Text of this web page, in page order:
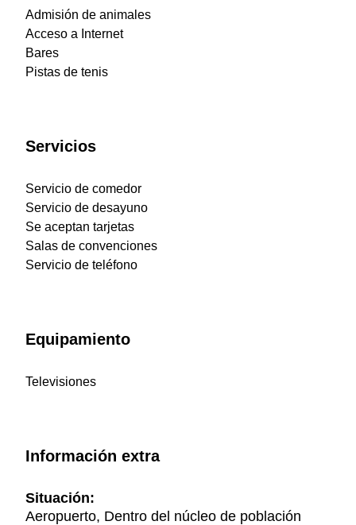
Admisión de animales
Acceso a Internet
Bares
Pistas de tenis
Servicios
Servicio de comedor
Servicio de desayuno
Se aceptan tarjetas
Salas de convenciones
Servicio de teléfono
Equipamiento
Televisiones
Información extra
Situación:
Aeropuerto, Dentro del núcleo de población